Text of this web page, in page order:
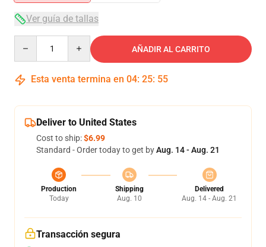
Ver guía de tallas
AÑADIR AL CARRITO
Esta venta termina en 04: 25: 54
Deliver to United States
Cost to ship:$6.99
Standard - Order today to get byAug. 14 - Aug. 21
Production
Today
Shipping
Aug. 10
Delivered
Aug. 14 - Aug. 21
Transacción segura